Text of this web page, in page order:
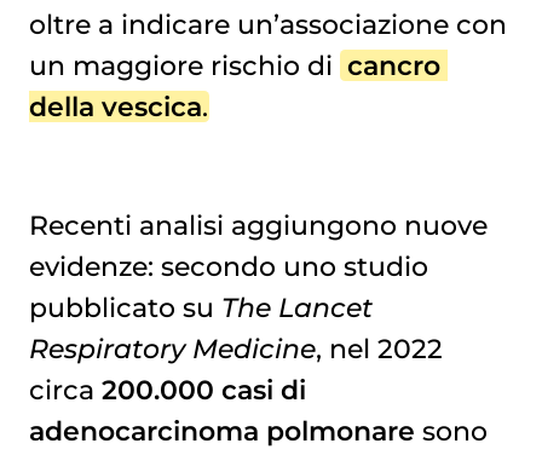
oltre a indicare un’associazione con
un maggiore rischio di cancro
della vescica.
Recenti analisi aggiungono nuove
evidenze: secondo uno studio
pubblicato su The Lancet
Respiratory Medicine, nel 2022
circa 200.000 casi di
adenocarcinoma polmonare sono